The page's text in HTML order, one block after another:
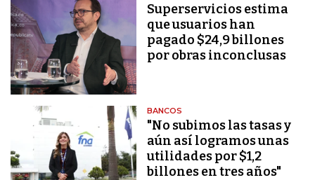
Superservicios estima
que usuarios han
pagado $24,9 billones
por obras inconclusas
BANCOS
"No subimos las tasas y
aún así logramos unas
utilidades por $1,2
billones en tres años"